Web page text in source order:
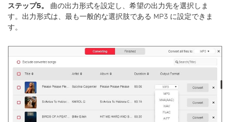
ステップ5。
曲の出力形式を設定し、希望の出力先を選択しま
す。出力形式は、最も一般的な選択肢である MP3 に設定できま
す。